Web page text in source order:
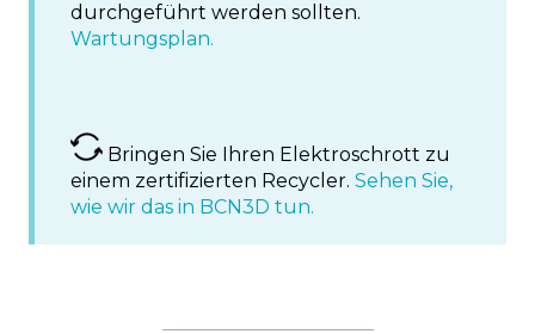
durchgeführt werden sollten.
Wartungsplan.
Bringen Sie Ihren Elektroschrott zu
einem zertifizierten Recycler. Sehen Sie,
wie wir das in BCN3D tun.